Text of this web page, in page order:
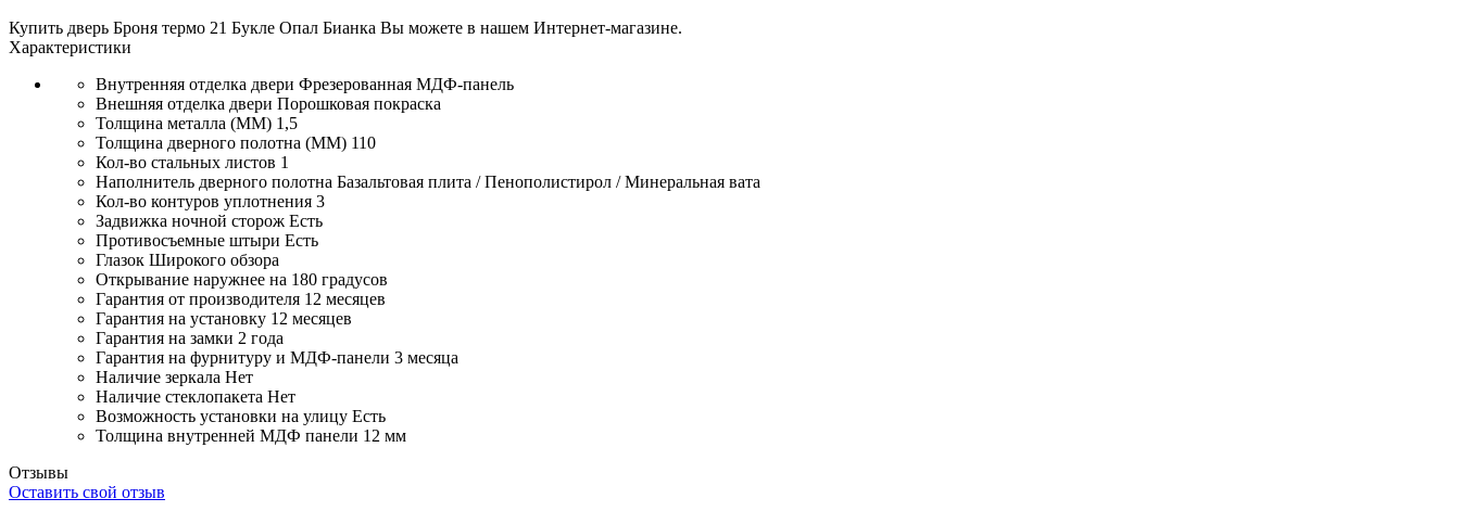
Купить дверь Броня термо 21 Букле Опал Бианка Вы можете в нашем Интернет-магазине.
Характеристики
Внутренняя отделка двери Фрезерованная МДФ-панель
Внешняя отделка двери Порошковая покраска
Толщина металла (ММ) 1,5
Толщина дверного полотна (ММ) 110
Кол-во стальных листов 1
Наполнитель дверного полотна Базальтовая плита / Пенополистирол / Минеральная вата
Кол-во контуров уплотнения 3
Задвижка ночной сторож Есть
Противосъемные штыри Есть
Глазок Широкого обзора
Открывание наружнее на 180 градусов
Гарантия от производителя 12 месяцев
Гарантия на установку 12 месяцев
Гарантия на замки 2 года
Гарантия на фурнитуру и МДФ-панели 3 месяца
Наличие зеркала Нет
Наличие стеклопакета Нет
Возможность установки на улицу Есть
Толщина внутренней МДФ панели 12 мм
Отзывы
Оставить свой отзыв